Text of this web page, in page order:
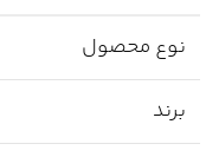
نوع محصول
برند